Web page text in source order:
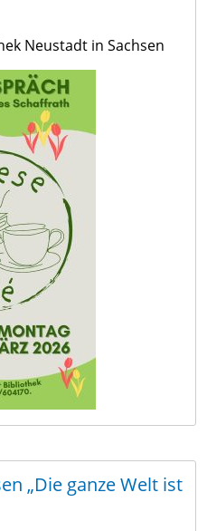
Neustadt in Sachsen
„Die ganze Welt ist